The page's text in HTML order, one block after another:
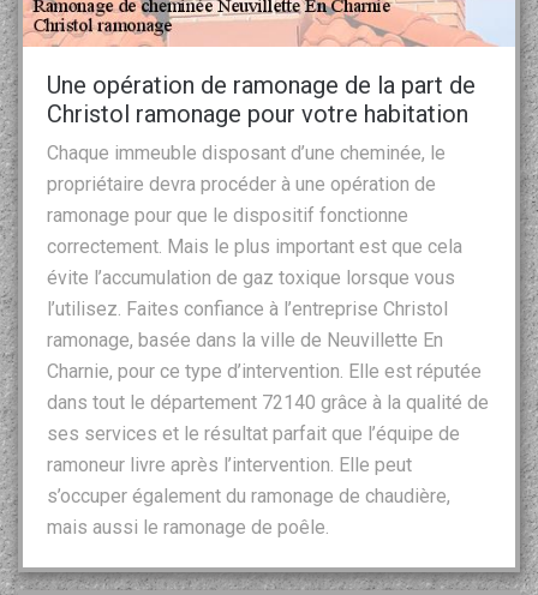
Une opération de ramonage de la part de
Christol ramonage pour votre habitation
Chaque immeuble disposant d’une cheminée, le
propriétaire devra procéder à une opération de
ramonage pour que le dispositif fonctionne
correctement. Mais le plus important est que cela
évite l’accumulation de gaz toxique lorsque vous
l’utilisez. Faites confiance à l’entreprise Christol
ramonage, basée dans la ville de Neuvillette En
Charnie, pour ce type d’intervention. Elle est réputée
dans tout le département 72140 grâce à la qualité de
ses services et le résultat parfait que l’équipe de
ramoneur livre après l’intervention. Elle peut
s’occuper également du ramonage de chaudière,
mais aussi le ramonage de poêle.